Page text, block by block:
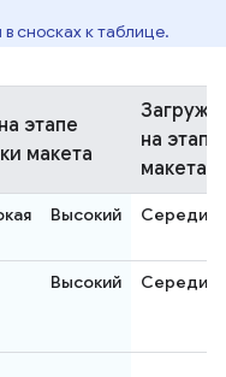
сносках к таблице.
этапе
макета
на
макета.
Высокий Середина
Высокий Середина